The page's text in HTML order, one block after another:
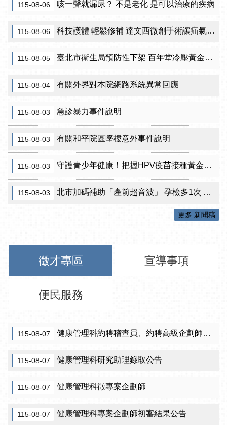
115-08-06 咳一聲就漏尿？ 不是老化 是可以治療的疾病
115-08-06 科技護體 輕鬆修補 達文西微創手術讓疝氣治療更精準
115-08-05 臺北市衛生局預防性下架 百年堂冷壓黃金苦茶油產品
115-08-04 有關外界對本院網路系統異常回應
115-08-03 急診暴力事件說明
115-08-03 有關和平院區墜樓意外事件說明
115-08-03 守護青少年健康！把握HPV疫苗接種黃金期 臺北市提供校園設站及98家合約院所接種服務
115-08-03 北市加碼補助「產前超音波」 孕檢多1次 準媽咪「超」安心！
更多 新聞稿
徵才專區 宣導事項
便民服務
115-08-07 健康管理科約聘稽查員、約聘高級企劃師之初審合格名單暨甄試公告
115-08-07 健康管理科研究助理錄取公告
115-08-07 健康管理科徵專案企劃師
115-08-07 健康管理科專案企劃師初審結果公告